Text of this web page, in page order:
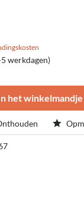
werkdagen)
het winkelmandje